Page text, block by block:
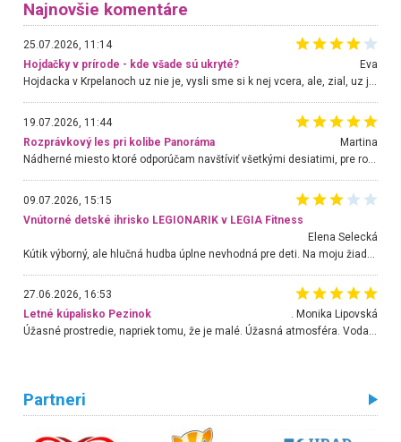
Najnovšie komentáre
25.07.2026, 11:14
Hojdačky v prírode - kde všade sú ukryté?
Eva
Hojdacka v Krpelanoch uz nie je, vysli sme si k nej vcera, ale, zial, uz je znicena. Ak sem planujete cestu len kvoli hojdacke, mozete si ju usetrit. Krasny vyhlad je tu vsak aj bez hojdacky :-)
19.07.2026, 11:44
Rozprávkový les pri kolibe Panoráma
Martina
Nádherné miesto ktoré odporúčam navštíviť všetkými desiatimi, pre rodiny s deťmi, dôchodcom... Proste a jednoducho ozaj rozprávkový les.. určite ešte prídeme. Odniesli sme si na pamiatku krásne tričká,
09.07.2026, 15:15
Vnútorné detské ihrisko LEGIONARIK v LEGIA Fitness
Elena Selecká
27.06.2026, 16:53
Letné kúpalisko Pezinok
. Monika Lipovská
Úžasné prostredie, napriek tomu, že je malé. Úžasná atmosféra. Voda fantastická a nádherná. Ľudí je pomerne veľa, ale su mili a ohľaduplní. Je veľmi zaujímavé sledovať, ako dokážu spolu športovať cudzí ľudia a bez ohľadu na vek. Vládne tu pohoda. Vnuka neviem dostať z vody. Ďakujem za krásny deň . Urcite sa sem vrátim. Jediný problém je s parkovaním, ale aj ten sa mi podarilo vyriešiť. Monika Bratislava
Partneri